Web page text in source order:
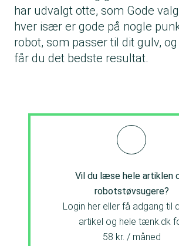
har udvalgt otte, som Gode
hver især er gode på nogle
robot, som passer til dit gulv,
får du det bedste resultat.
Vil du læse hele artiklen
robotstøvsugere?
Login her eller få adgang til
artikel og hele tænk.dk
58 kr. / måned